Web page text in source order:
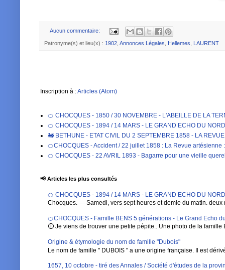
Aucun commentaire:
Patronyme(s) et lieu(x) : 1902 Annonces Légales Hellemes LAURENT
Inscription à :Articles (Atom)
🍊 CHOCQUES - 1850 / 30 NOVEMBRE - L'ABEILLE DE LA
🍊 CHOCQUES - 1894 / 14 MARS - LE GRAND ECHO DU
🚂 BETHUNE - ETAT CIVIL DU 2 SEPTEMBRE 1858 - LA
🍊CHOCQUES - Accident / 22 juillet 1858 : La Revue
🍊 CHOCQUES - 22 AVRIL 1893 - Bagarre pour une vieille
📢 Articles les plus consultés
🍊 CHOCQUES - 1894 / 14 MARS - LE GRAND ECHO DU
Chocques. — Samedi, vers sept heures et demie du matin.
🍊CHOCQUES - Famille BENS 5 générations - Le Grand Echo
🛈 Je viens de trouver une petite pépite.. Une photo de la famille
Origine & étymologie du nom de famille "Dubois"
Le nom de famille " DUBOIS " a une origine française. Il est
1657, 10 octobre - tiré des Annales / Société d'études de la